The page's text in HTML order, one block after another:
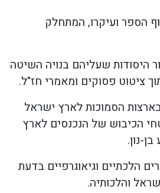
הספר ועיקרו, המתחלק
היסודות שעליהם בנויה השיטה
ציטוט פסוקים ומאמרי חז"ל.
הסמוכות לארץ ישראל
הכיבוש של הנכנסים לארץ
נון.
הלכתיים וגיאוגרפיים בדעת
והלכותיה.